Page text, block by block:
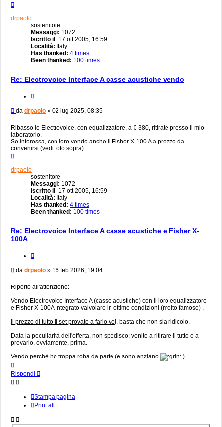
drpaolo
sostenitore
Messaggi: 1072
Iscritto il: 17 ott 2005, 16:59
Località: Italy
Has thanked: 4 times
Been thanked: 100 times
Re: Electrovoice Interface A casse acustiche vendo
Messaggio
da drpaolo » 02 lug 2025, 08:35
Ribasso le Electrovoice, con equalizzatore, a € 380, ritirate presso il mio
laboratorio.
Se interessa, con loro vendo anche il Fisher X-100 A a prezzo da
convenirsi (vedi foto sopra).
drpaolo
sostenitore
Messaggi: 1072
Iscritto il: 17 ott 2005, 16:59
Località: Italy
Has thanked: 4 times
Been thanked: 100 times
Re: Electrovoice Interface A casse acustiche e Fisher X-
100A
Messaggio
da drpaolo » 16 feb 2026, 19:04
Riporto all'attenzione:
Vendo Electrovoice Interface A (casse acustiche) con il loro equalizzatore
e Fisher X-100A integrato valvolare in ottime condizioni (molto famoso) .
Il prezzo di tutto il set provate a farlo voi, basta che non sia ridicolo.
Data la peculiarità dell'offerta, non spedisco; venite a ritirare il tutto e a
provarlo, ovviamente, prima.
Vendo perchè ho troppa roba da parte (e sono anziano
).
Rispondi
Stampa pagina
Print all